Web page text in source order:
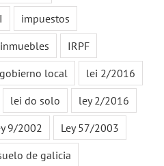
impuestos
inmuebles
IRPF
local
lei 2/2016
lei do solo
ley 2/2016
9/2002
Ley 57/2003
de galicia